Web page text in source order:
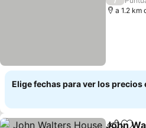
a 1.2 km
Elige fechas para ver los precios
John